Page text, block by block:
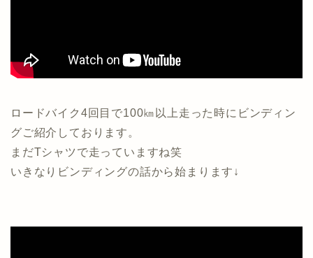
ロードバイク4回目で100㎞以上走った時にビンディン
グご紹介しております。
まだTシャツで走っていますね笑
いきなりビンディングの話から始まります↓